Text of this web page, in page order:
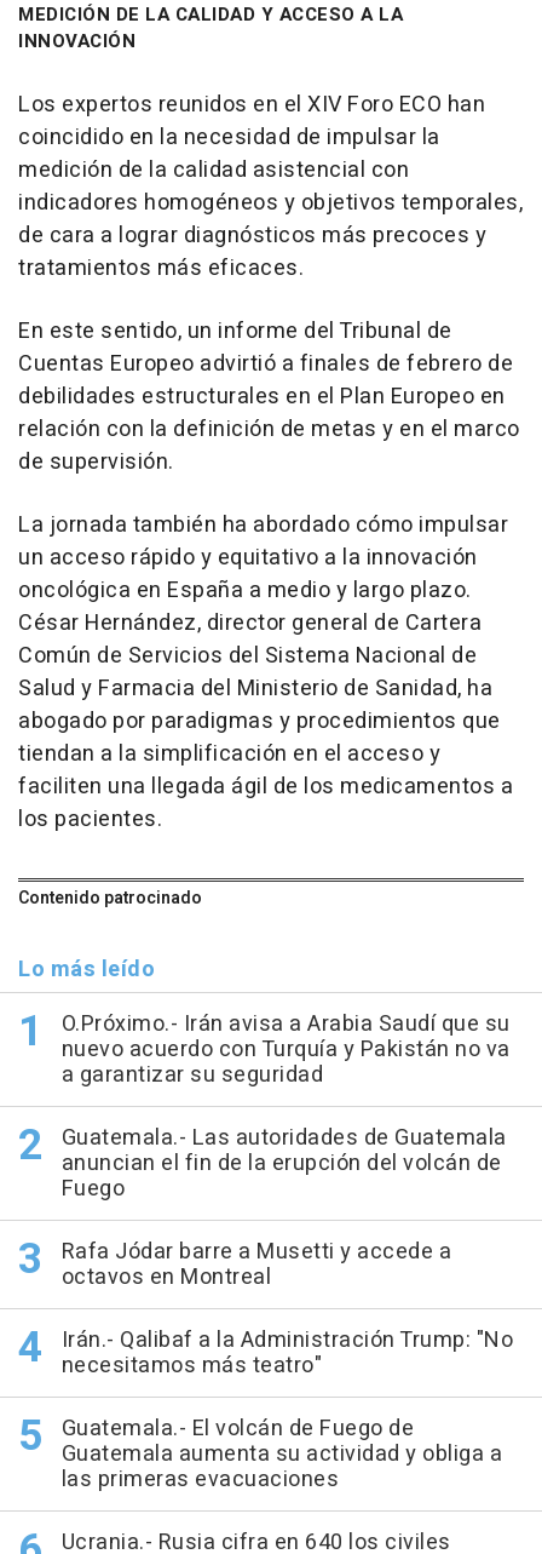
MEDICIÓN DE LA CALIDAD Y ACCESO A LA
INNOVACIÓN
Los expertos reunidos en el XIV Foro ECO han
coincidido en la necesidad de impulsar la
medición de la calidad asistencial con
indicadores homogéneos y objetivos temporales,
de cara a lograr diagnósticos más precoces y
tratamientos más eficaces.
En este sentido, un informe del Tribunal de
Cuentas Europeo advirtió a finales de febrero de
debilidades estructurales en el Plan Europeo en
relación con la definición de metas y en el marco
de supervisión.
La jornada también ha abordado cómo impulsar
un acceso rápido y equitativo a la innovación
oncológica en España a medio y largo plazo.
César Hernández, director general de Cartera
Común de Servicios del Sistema Nacional de
Salud y Farmacia del Ministerio de Sanidad, ha
abogado por paradigmas y procedimientos que
tiendan a la simplificación en el acceso y
faciliten una llegada ágil de los medicamentos a
los pacientes.
Contenido patrocinado
Lo más leído
O.Próximo.- Irán avisa a Arabia Saudí que su
nuevo acuerdo con Turquía y Pakistán no va
a garantizar su seguridad
Guatemala.- Las autoridades de Guatemala
anuncian el fin de la erupción del volcán de
Fuego
Rafa Jódar barre a Musetti y accede a
octavos en Montreal
Irán.- Qalibaf a la Administración Trump: "No
necesitamos más teatro"
Guatemala.- El volcán de Fuego de
Guatemala aumenta su actividad y obliga a
las primeras evacuaciones
Ucrania.- Rusia cifra en 640 los civiles